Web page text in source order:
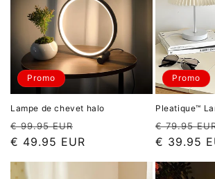
Promo
Lampe de chevet halo
Prix
habituel
€ 99.95 EUR
promotionnel
€ 49.95 EUR
Promo
Pleatique™
Prix
habituel
€ 79.95
€ 39.95